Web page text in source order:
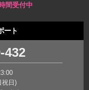
間受付中
ート
432
祝日)